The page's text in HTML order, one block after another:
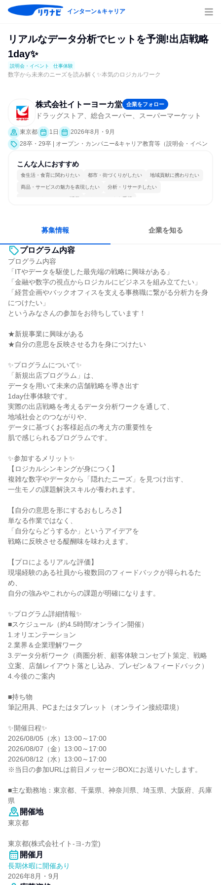
インターン＆キャリア
リアルなデータ分析でヒットを予測!出店戦略
1day✨️
説明会・イベント 仕事体験
数字から未来のニーズを読み解く✨️本気のロジカルワーク
株式会社イトーヨーカ堂 企業をフォロー
ドラッグストア、総合スーパー、スーパーマーケット
東京都 1日
2026年8月・9月
28卒・29卒 | オープン・カンパニー&キャリア教育等（説明会・イベン
究]、仕事体験）
こんな人におすすめ
食生活・食育に関わりたい 都市・街づくりがしたい 地域貢献に携わりたい
商品・サービスの魅力を表現したい 分析・リサーチしたい
コミュニケーションが活発 チームワークを重視
募集情報 企業を知る
プログラム内容
プログラム内容
「ITやデータを駆使した最先端の戦略に興味がある」
「金融や数字の視点からロジカルにビジネスを組み立てたい」
「経営企画やバックオフィスを支える事務職に繋がる分析力を身
につけたい」
というみなさんの参加をお待ちしています！
★新規事業に興味がある
★自分の意思を反映させる力を身につけたい
✨️プログラムについて✨️
「新規出店プログラム」は、
データを用いて未来の店舗戦略を導き出す
1day仕事体験です。
実際の出店戦略を考えるデータ分析ワークを通して、
地域社会とのつながりや、
データに基づくお客様起点の考え方の重要性を
肌で感じられるプログラムです。
✨️参加するメリット✨️
【ロジカルシンキングが身につく】
複雑な数字やデータから「隠れたニーズ」を見つけ出す、
一生モノの課題解決スキルが養われます。
【自分の意思を形にするおもしろさ】
単なる作業ではなく、
「自分ならどうするか」というアイデアを
戦略に反映させる醍醐味を味わえます。
【プロによるリアルな評価】
現場経験のある社員から複数回のフィードバックが得られるた
め、
自分の強みやこれからの課題が明確になります。
✨️プログラム詳細情報✨️
■スケジュール（約4.5時間/オンライン開催）
1.オリエンテーション
2.業界＆企業理解ワーク
3.データ分析ワーク（商圏分析、顧客体験コンセプト策定、戦略
立案、店舗レイアウト落とし込み、プレゼン＆フィードバック）
4.今後のご案内
■持ち物
筆記用具、PCまたはタブレット（オンライン接続環境）
✨️開催日程✨️
2026/08/05（水）13:00～17:00
2026/08/07（金）13:00～17:00
2026/08/12（水）13:00～17:00
※当日の参加URLは前日メッセージBOXにお送りいたします。
■主な勤務地：東京都、千葉県、神奈川県、埼玉県、大阪府、兵庫
県
開催地
東京都
東京都(株式会社イト-ヨ-カ堂)
開催月
長期休暇に開催あり
2026年8月・9月